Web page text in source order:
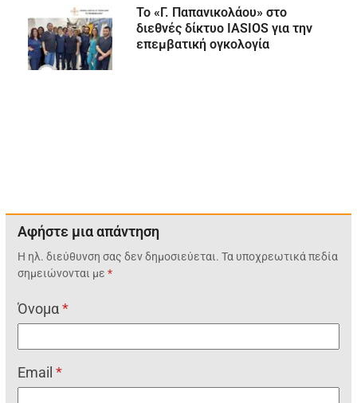
Το «Γ. Παπανικολάου» στο
διεθνές δίκτυο IASIOS για την
επεμβατική ογκολογία
Αφήστε μια απάντηση
Η ηλ. διεύθυνση σας δεν δημοσιεύεται. Τα υποχρεωτικά πεδία
σημειώνονται με*
Όνομα*
Email*